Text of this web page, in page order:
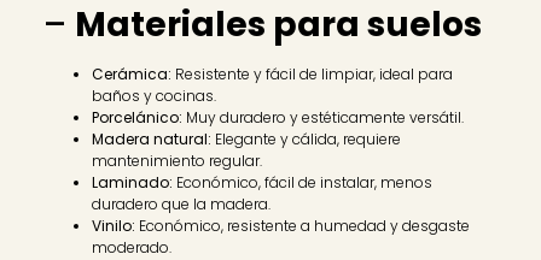
– Materiales para suelos
Cerámica: Resistente y fácil de limpiar, ideal para
baños y cocinas.
Porcelánico: Muy duradero y estéticamente versátil.
Madera natural: Elegante y cálida, requiere
mantenimiento regular.
Laminado: Económico, fácil de instalar, menos
duradero que la madera.
Vinilo: Económico, resistente a humedad y desgaste
moderado.